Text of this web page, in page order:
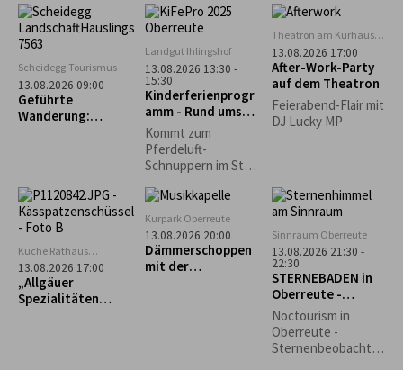
dieser Gedanke
weiterentwickelt
und auf den lokalen
Gesellschaft
getragen.
Gemeinsam
schauen wir in den
Nachthimmel und
entdecken die
Schönheiten des
Nachthimmels.
Scheidegg-Tourismus
13.08.2026 09:00
Geführte
Wanderung:
Landgut Ihlingshof
13.08.2026 13:30 -
15:30
Kinderferienprogr
amm - Rund ums
Pferd -
AUSGEBUCHT!
Kommt zum
Pferdeluft-
Schnuppern im Stall
Schwärzler auf dem
Ihlingshof. Bitte
Getränk mitbringen!
Theatron am Kurhaus
Scheidegg
13.08.2026 17:00
After-Work-Party
auf dem Theatron
Feierabend-Flair mit
DJ Lucky MP
Küche Rathaus
Scheidegg
13.08.2026 17:00
„Allgäuer
Spezialitäten
Kurpark Oberreute
13.08.2026 20:00
Dämmerschoppen
mit der
Sinnraum Oberreute
13.08.2026 21:30 -
22:30
STERNEBADEN in
Oberreute -
Perseiden-
Beobachtung
Noctourism in
Oberreute -
Sternenbeobachtu